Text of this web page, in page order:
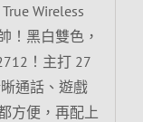
Wireless
！黑白雙色，
！主打 27
通話、遊戲
方便，再配上